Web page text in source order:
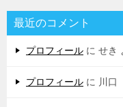
最近のコメント
プロフィール に せき
プロフィール に 川